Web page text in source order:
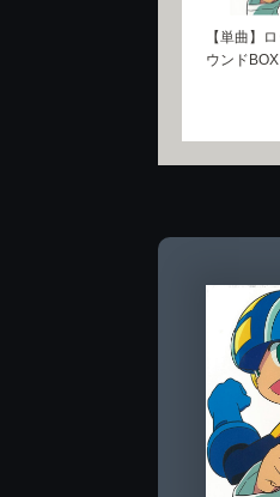
【単曲】
ウンド